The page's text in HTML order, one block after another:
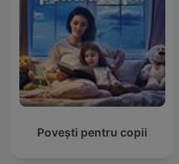
Povești pentru copii